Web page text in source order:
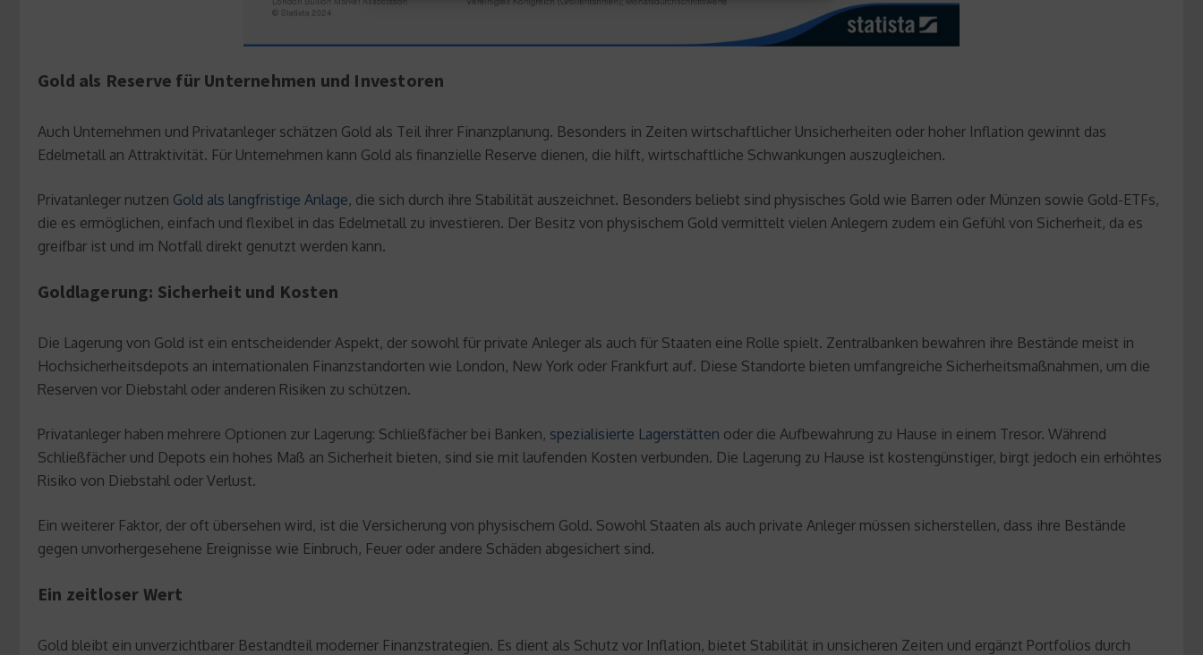
Gold als Reserve für Unternehmen und Investoren
Auch Unternehmen und Privatanleger schätzen Gold als Teil ihrer Finanzplanung. Besonders in Zeiten wirtschaftlicher Unsicherheiten oder hoher Inflation gewinnt das
Edelmetall an Attraktivität. Für Unternehmen kann Gold als finanzielle Reserve dienen, die hilft, wirtschaftliche Schwankungen auszugleichen.
Privatanleger nutzen Gold als langfristige Anlage, die sich durch ihre Stabilität auszeichnet. Besonders beliebt sind physisches Gold wie Barren oder Münzen sowie Gold-ETFs,
die es ermöglichen, einfach und flexibel in das Edelmetall zu investieren. Der Besitz von physischem Gold vermittelt vielen Anlegern zudem ein Gefühl von Sicherheit, da es
greifbar ist und im Notfall direkt genutzt werden kann.
Goldlagerung: Sicherheit und Kosten
Die Lagerung von Gold ist ein entscheidender Aspekt, der sowohl für private Anleger als auch für Staaten eine Rolle spielt. Zentralbanken bewahren ihre Bestände meist in
Hochsicherheitsdepots an internationalen Finanzstandorten wie London, New York oder Frankfurt auf. Diese Standorte bieten umfangreiche Sicherheitsmaßnahmen, um die
Reserven vor Diebstahl oder anderen Risiken zu schützen.
Privatanleger haben mehrere Optionen zur Lagerung: Schließfächer bei Banken, spezialisierte Lagerstätten oder die Aufbewahrung zu Hause in einem Tresor. Während
Schließfächer und Depots ein hohes Maß an Sicherheit bieten, sind sie mit laufenden Kosten verbunden. Die Lagerung zu Hause ist kostengünstiger, birgt jedoch ein erhöhtes
Risiko von Diebstahl oder Verlust.
Ein weiterer Faktor, der oft übersehen wird, ist die Versicherung von physischem Gold. Sowohl Staaten als auch private Anleger müssen sicherstellen, dass ihre Bestände
gegen unvorhergesehene Ereignisse wie Einbruch, Feuer oder andere Schäden abgesichert sind.
Ein zeitloser Wert
Gold bleibt ein unverzichtbarer Bestandteil moderner Finanzstrategien. Es dient als Schutz vor Inflation, bietet Stabilität in unsicheren Zeiten und ergänzt Portfolios durch